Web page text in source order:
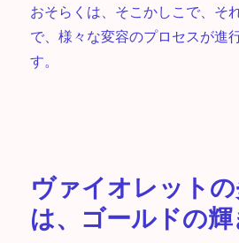
おそらくは、そこかしこで、そ
で、様々な変容のプロセスが進
す。
ヴァイオレット
は、ゴールドの